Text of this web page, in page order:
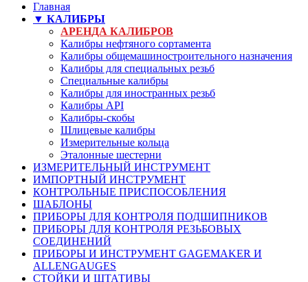
Главная
▼ КАЛИБРЫ
АРЕНДА КАЛИБРОВ
Калибры нефтяного сортамента
Калибры общемашиностроительного назначения
Калибры для специальных резьб
Специальные калибры
Калибры для иностранных резьб
Калибры API
Калибры-скобы
Шлицевые калибры
Измерительные кольца
Эталонные шестерни
ИЗМЕРИТЕЛЬНЫЙ ИНСТРУМЕНТ
ИМПОРТНЫЙ ИНСТРУМЕНТ
КОНТРОЛЬНЫЕ ПРИСПОСОБЛЕНИЯ
ШАБЛОНЫ
ПРИБОРЫ ДЛЯ КОНТРОЛЯ ПОДШИПНИКОВ
ПРИБОРЫ ДЛЯ КОНТРОЛЯ РЕЗЬБОВЫХ
СОЕДИНЕНИЙ
ПРИБОРЫ И ИНСТРУМЕНТ GAGEMAKER И
ALLENGAUGES
СТОЙКИ И ШТАТИВЫ